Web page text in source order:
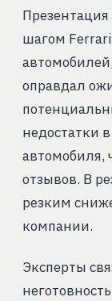
шагом Ferrari
оправдал
недостатки
автомобиля,
отзывов. В
резким
компании.
Эксперты